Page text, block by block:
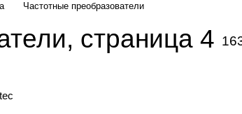
Частотные преобразователи
страница 4